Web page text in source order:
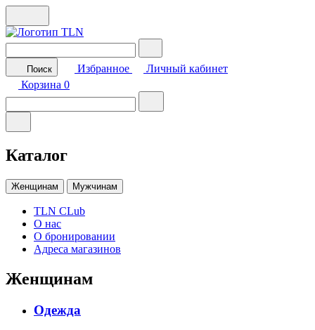
Поиск Избранное
Личный кабинет
Корзина 0
Каталог
Женщинам Мужчинам
TLN CLub
О нас
О бронировании
Адреса магазинов
Женщинам
Одежда